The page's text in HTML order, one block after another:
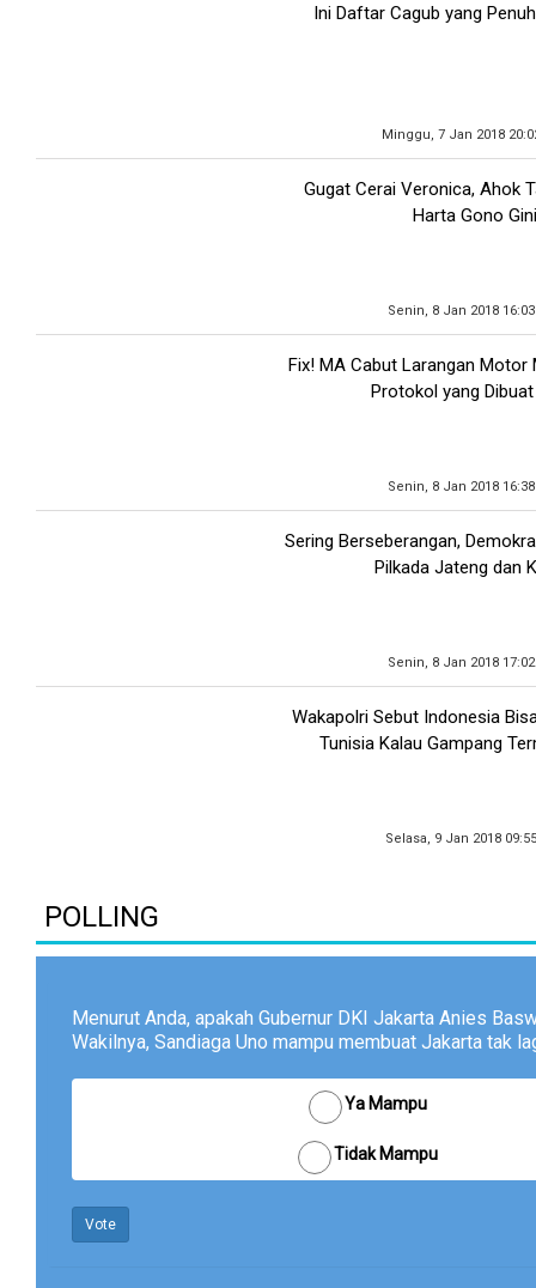
Ini Daftar Cagub yang
Minggu, 7 Jan 2018
Gugat Cerai Veronica, Ahok
Harta Gono
Senin, 8 Jan 2018
Fix! MA Cabut Larangan Motor
Protokol yang
Senin, 8 Jan 2018
Sering Berseberangan,
Pilkada Jateng dan
Senin, 8 Jan 2018
Wakapolri Sebut Indonesia
Tunisia Kalau Gampang
Selasa, 9 Jan 2018
POLLING
Menurut Anda, apakah Gubernur DKI Jakarta Anies
Wakilnya, Sandiaga Uno mampu membuat Jakarta tak
Ya Mampu
Tidak Mampu
Vote